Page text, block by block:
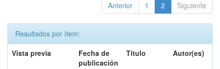
Anterior 1 2 Siguiente
Resultados por ítem:
Vista previa
Fecha de
publicación
Título Autor(es)